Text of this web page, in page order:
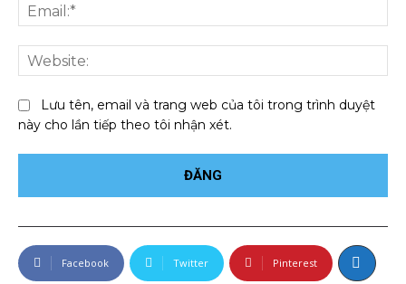
Lưu tên, email và trang web của tôi trong trình duyệt
này cho lần tiếp theo tôi nhận xét.
Facebook Twitter Pinterest